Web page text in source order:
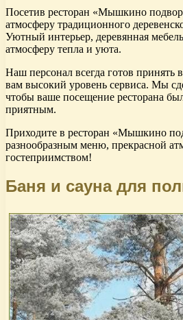
Посетив ресторан «Мышкино
атмосферу традиционного
Уютный интерьер, деревянная
атмосферу тепла и уюта.
Наш персонал всегда готов принять
вам высокий уровень сервиса. Мы
чтобы ваше посещение ресторана
приятным.
Приходите в ресторан «Мышкино
разнообразным меню, прекрасной
гостеприимством!
Баня и сауна для